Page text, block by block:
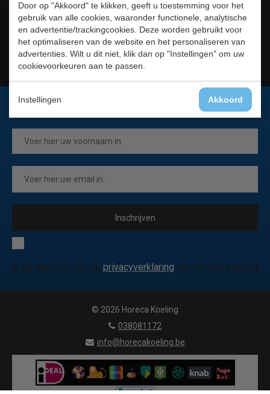
Door op "Akkoord" te klikken, geeft u toestemming voor het
gebruik van alle cookies, waaronder functionele, analytische
en advertentie/trackingcookies. Deze worden gebruikt voor
het optimaliseren van de website en het personaliseren van
advertenties. Wilt u dit niet, klik dan op "Instellingen" om uw
cookievoorkeuren aan te passen.
Instellingen Akkoord
Algemene voorwaarden Leveringsvoorwaarden
Privacy statement Cookies
Retour, teruggavebeleid en
Contact
Aanmelden voor de nieuwsbrief
Inschrijven
Ik ga akkoord met de privacyverklaring van Horeca Koeling
© 2026 Horeca Koeling
|
038081172
|
info@horecakoeling.be